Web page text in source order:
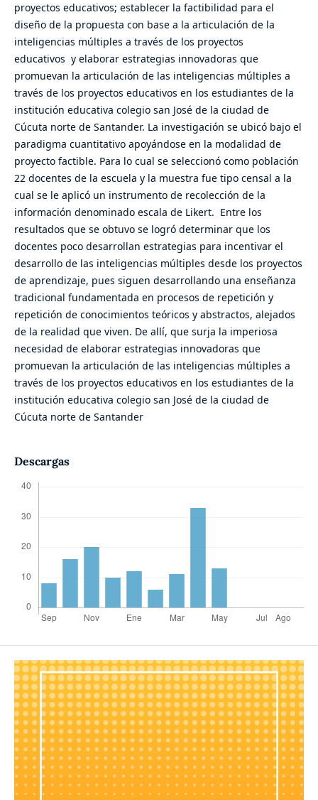
proyectos educativos; establecer la factibilidad para el
diseño de la propuesta con base a la articulación de la
inteligencias múltiples a través de los proyectos
educativos y elaborar estrategias innovadoras que
promuevan la articulación de las inteligencias múltiples a
través de los proyectos educativos en los estudiantes de la
institución educativa colegio san José de la ciudad de
Cúcuta norte de Santander. La investigación se ubicó bajo el
paradigma cuantitativo apoyándose en la modalidad de
proyecto factible. Para lo cual se seleccionó como población
22 docentes de la escuela y la muestra fue tipo censal a la
cual se le aplicó un instrumento de recolección de la
información denominado escala de Likert. Entre los
resultados que se obtuvo se logró determinar que los
docentes poco desarrollan estrategias para incentivar el
desarrollo de las inteligencias múltiples desde los proyectos
de aprendizaje, pues siguen desarrollando una enseñanza
tradicional fundamentada en procesos de repetición y
repetición de conocimientos teóricos y abstractos, alejados
de la realidad que viven. De allí, que surja la imperiosa
necesidad de elaborar estrategias innovadoras que
promuevan la articulación de las inteligencias múltiples a
través de los proyectos educativos en los estudiantes de la
institución educativa colegio san José de la ciudad de
Cúcuta norte de Santander
Descargas